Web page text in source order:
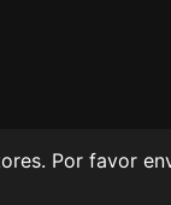
Por favor